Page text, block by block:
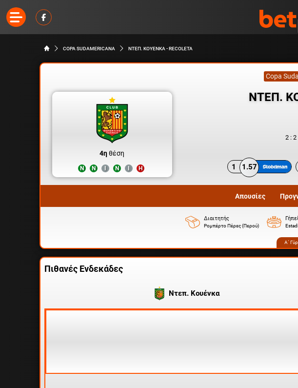
COPA SUDAMERICANA ΝΤΕΠ. ΚΟΥΕΝΚΑ - RECOLETA
4ηθέση
Ν Ν Ι Ν Ι Η
Copa
ΝΤΕΠ.
2 : 2
1 1.57
Απουσίες
Διαιτητής
Ρομπέρτο Πέρες (Περού)
Α΄
Πιθανές Ενδεκάδες
Ντεπ. Κουένκα